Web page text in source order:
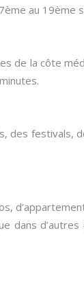
au 19ème
de la côte
des festivals,